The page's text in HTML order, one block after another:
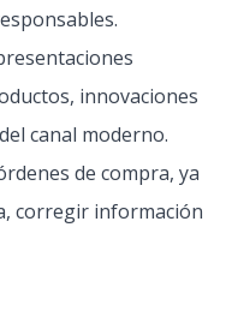
innovaciones
canal moderno.
de compra, ya
corregir información